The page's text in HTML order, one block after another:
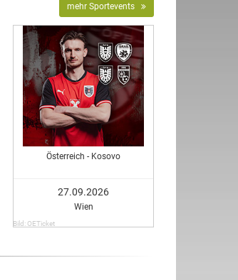
mehr Sportevents
Österreich - Kosovo
27.09.2026
Wien
Bild: OETicket